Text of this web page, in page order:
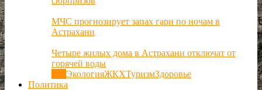
МЧС прогнозирует запах гари по ночам в
Астрахани
Четыре жилых дома в Астрахани отключат от
горячей воды
ЭкологияЖКХТуризмЗдоровье
Политика